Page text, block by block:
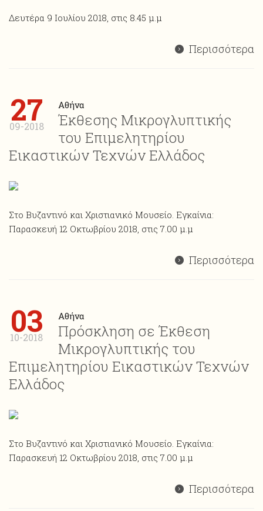
Δευτέρα 9 Ιουλίου 2018, στις 8.45 μ.μ
Περισσότερα
27
09-2018
Αθήνα
Έκθεσης Μικρογλυπτικής
του Επιμελητηρίου
Εικαστικών Τεχνών Ελλάδος
Στο Βυζαντινό και Χριστιανικό Μουσείο. Εγκαίνια:
Παρασκευή 12 Οκτωβρίου 2018, στις 7.00 μ.μ
Περισσότερα
03
10-2018
Αθήνα
Πρόσκληση σε Έκθεση
Μικρογλυπτικής του
Επιμελητηρίου Εικαστικών Τεχνών
Ελλάδος
Στο Βυζαντινό και Χριστιανικό Μουσείο. Εγκαίνια:
Παρασκευή 12 Οκτωβρίου 2018, στις 7.00 μ.μ
Περισσότερα